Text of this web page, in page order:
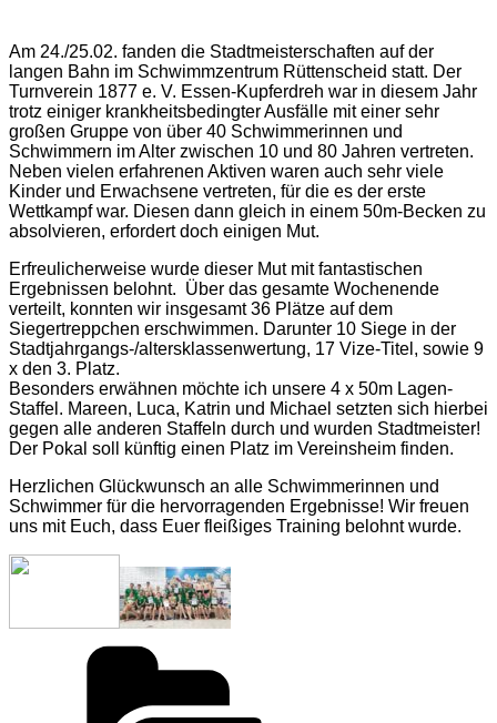
Am 24./25.02. fanden die Stadtmeisterschaften auf der
langen Bahn im Schwimmzentrum Rüttenscheid statt. Der
Turnverein 1877 e. V. Essen-Kupferdreh war in diesem Jahr
trotz einiger krankheitsbedingter Ausfälle mit einer sehr
großen Gruppe von über 40 Schwimmerinnen und
Schwimmern im Alter zwischen 10 und 80 Jahren vertreten.
Neben vielen erfahrenen Aktiven waren auch sehr viele
Kinder und Erwachsene vertreten, für die es der erste
Wettkampf war. Diesen dann gleich in einem 50m-Becken zu
absolvieren, erfordert doch einigen Mut.
Erfreulicherweise wurde dieser Mut mit fantastischen
Ergebnissen belohnt. Über das gesamte Wochenende
verteilt, konnten wir insgesamt 36 Plätze auf dem
Siegertreppchen erschwimmen. Darunter 10 Siege in der
Stadtjahrgangs-/altersklassenwertung, 17 Vize-Titel, sowie 9
x den 3. Platz.
Besonders erwähnen möchte ich unsere 4 x 50m Lagen-
Staffel. Mareen, Luca, Katrin und Michael setzten sich hierbei
gegen alle anderen Staffeln durch und wurden Stadtmeister!
Der Pokal soll künftig einen Platz im Vereinsheim finden.
Herzlichen Glückwunsch an alle Schwimmerinnen und
Schwimmer für die hervorragenden Ergebnisse! Wir freuen
uns mit Euch, dass Euer fleißiges Training belohnt wurde.